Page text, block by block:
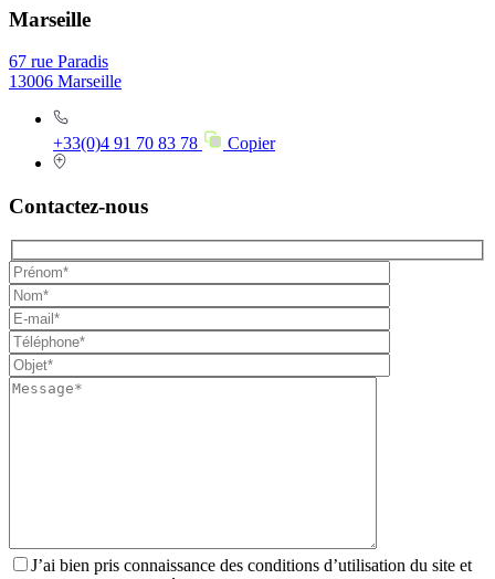
Marseille
67 rue Paradis
13006 Marseille
+33(0)4 91 70 83 78 Copier
Contactez-nous
J’ai bien pris connaissance des conditions d’utilisation du site et